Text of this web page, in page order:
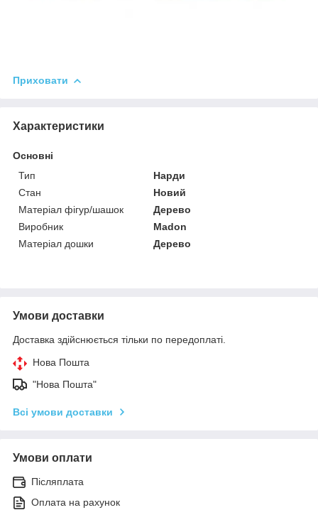
Приховати
Характеристики
Основні
Тип
Нарди
Стан
Новий
Матеріал фігур/шашок
Дерево
Виробник
Madon
Матеріал дошки
Дерево
Умови доставки
Доставка здійснюється тільки по передоплаті.
Нова Пошта
"Нова Пошта"
Всі умови доставки
Умови оплати
Післяплата
Оплата на рахунок